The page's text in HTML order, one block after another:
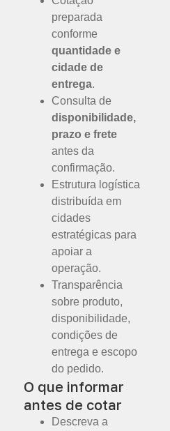
preparada
conforme
quantidade e
cidade de
entrega.
Consulta de
disponibilidade,
prazo e frete
antes da
confirmação.
Estrutura logística
distribuída em
cidades
estratégicas para
apoiar a
operação.
Transparência
sobre produto,
disponibilidade,
condições de
entrega e escopo
do pedido.
O que informar
antes de cotar
Descreva a